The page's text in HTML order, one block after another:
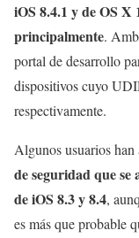
iOS 8.4.1 y de OS
principalmente.
portal de desarrollo
dispositivos cuyo
respectivamente.
Algunos usuarios
de seguridad que
de iOS 8.3 y 8.4,
es más que probable